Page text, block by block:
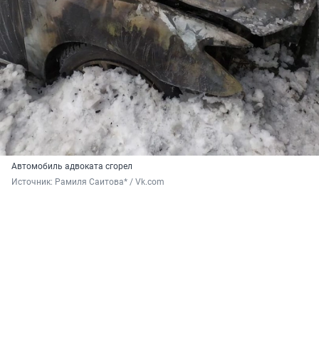
Автомобиль адвоката сгорел
Источник: Рамиля Саитова* / Vk.com